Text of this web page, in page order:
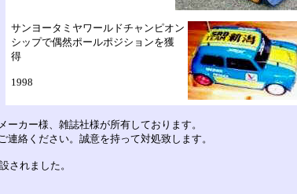
サンヨータミヤワールドチャンピオン
シップで偶然ポールポジションを獲
得
1998
カー様、雑誌社様が所有しております。
絡ください。誠意を持って対処致します。
されました。